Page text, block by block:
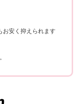
お安く抑えられます